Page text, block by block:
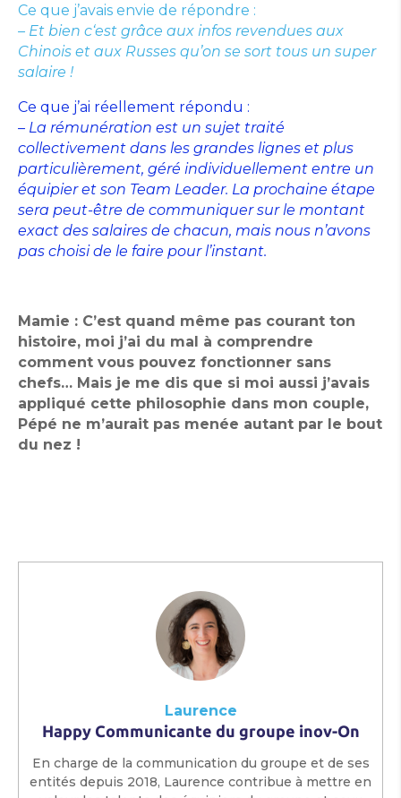
Ce que j’avais envie de répondre :
– Et bien c‘est grâce aux infos revendues aux
Chinois et aux Russes qu’on se sort tous un super
salaire !
Ce que j’ai réellement répondu :
– La rémunération est un sujet traité
collectivement dans les grandes lignes et plus
particulièrement, géré individuellement entre un
équipier et son Team Leader. La prochaine étape
sera peut-être de communiquer sur le montant
exact des salaires de chacun, mais nous n’avons
pas choisi de le faire pour l’instant.
Mamie : C’est quand même pas courant ton
histoire, moi j’ai du mal à comprendre
comment vous pouvez fonctionner sans
chefs… Mais je me dis que si moi aussi j’avais
appliqué cette philosophie dans mon couple,
Pépé ne m’aurait pas menée autant par le bout
du nez !
Laurence
Happy Communicante du groupe inov-On
En charge de la communication du groupe et de ses
entités depuis 2018, Laurence contribue à mettre en